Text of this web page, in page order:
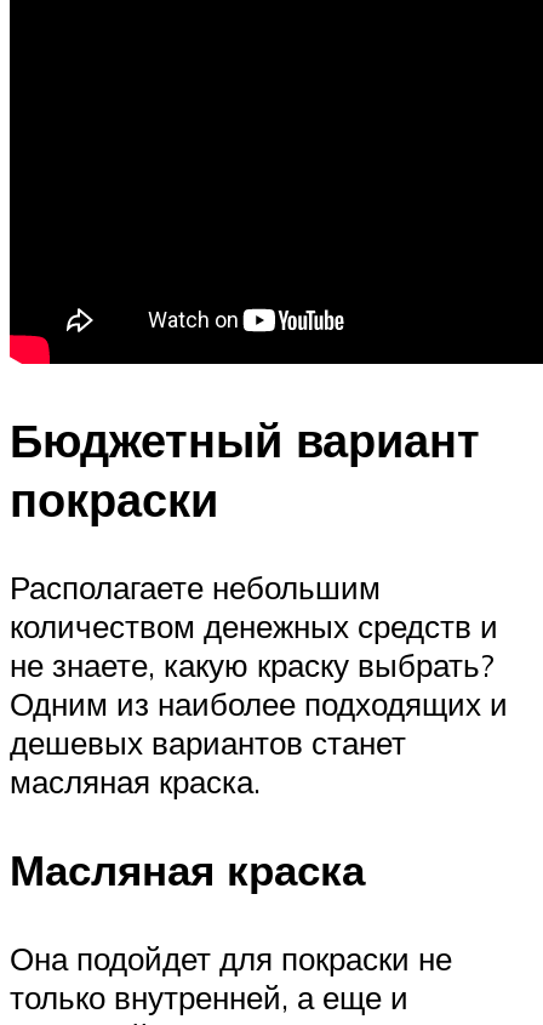
Бюджетный вариант
покраски
Располагаете небольшим
количеством денежных средств и
не знаете, какую краску выбрать?
Одним из наиболее подходящих и
дешевых вариантов станет
масляная краска.
Масляная краска
Она подойдет для покраски не
только внутренней, а еще и